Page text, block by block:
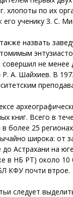
хлопоты по их
ученику З. С.
назвать
совершил не
А. Шайхиев. В
книг. Всего в
более 25
широка: от
Астрахани на
в НБ РТ) около
КФУ почти втрое.
следует